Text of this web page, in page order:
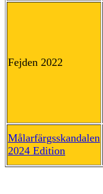
Fejden 2022
Målarfärgsskandalen
2024 Edition